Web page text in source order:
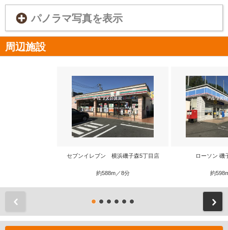
パノラマ写真を表示
周辺施設
セブンイレブン 横浜磯子森5丁目店
約588m／8分
ローソン 磯
約